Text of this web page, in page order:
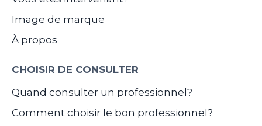
Image de marque
À propos
CHOISIR DE CONSULTER
Quand consulter un professionnel?
Comment choisir le bon professionnel?